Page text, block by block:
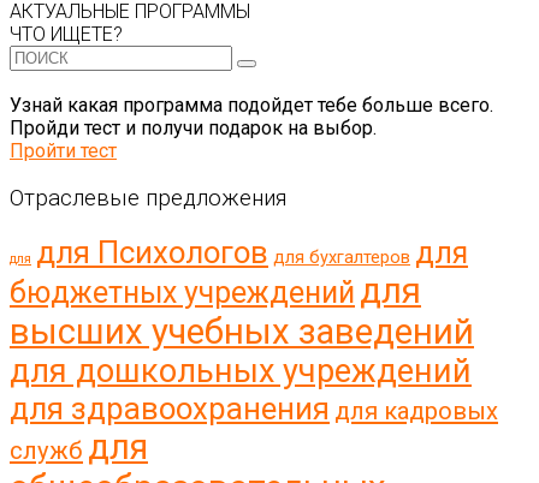
АКТУАЛЬНЫЕ ПРОГРАММЫ
ЧТО ИЩЕТЕ?
Узнай какая программа подойдет тебе больше всего.
Пройди тест и получи подарок на выбор.
Пройти тест
Отраслевые предложения
для для Психологов для бухгалтеров для
бюджетных учреждений для
высших учебных заведений
для дошкольных учреждений
для здравоохранения для кадровых
служб для